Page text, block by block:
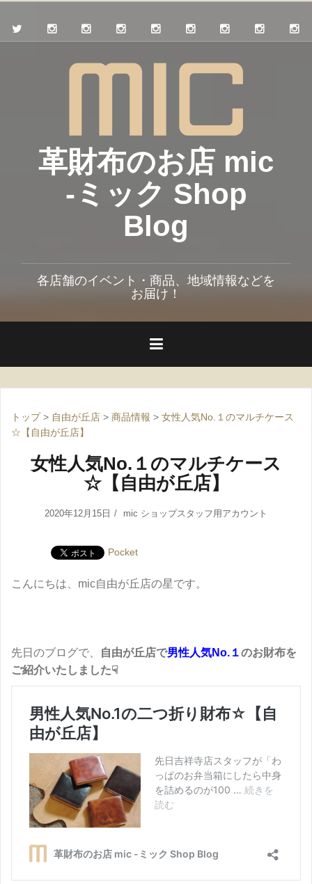
革財布のお店 mic
-ミック Shop
Blog
各店舗のイベント・商品、地域情報などを
お届け！
トップ> 自由が丘店 > 商品情報 > 女性人気No.１のマルチケース
☆【自由が丘店】
女性人気No.１のマルチケース
☆【自由が丘店】
2020年12月15日 mic ショップスタッフ用アカウント
Pocket
こんにちは、mic自由が丘店の星です。
先日のブログで、 自由が丘店で男性人気No.１のお財布を
ご紹介いたしました☟